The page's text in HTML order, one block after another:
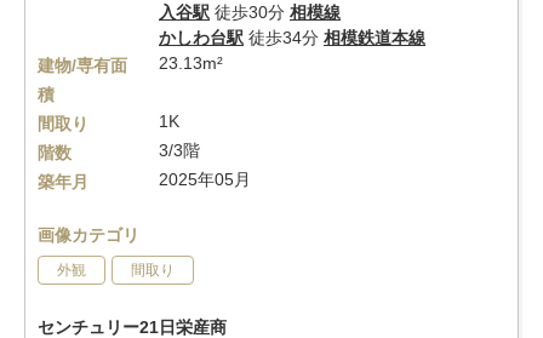
入谷駅 徒歩30分 相模線
かしわ台駅 徒歩34分 相模鉄道本線
建物/専有面
積
23.13m²
間取り
1K
階数
3/3階
築年月
2025年05月
画像カテゴリ
外観 間取り
センチュリー21日栄産商